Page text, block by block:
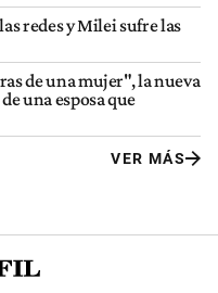
redes y Milei sufre las
de una mujer", la nueva
una esposa que
VER MÁS